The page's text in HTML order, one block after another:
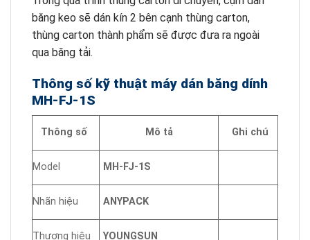
băng keo sẽ dán kín 2 bên cạnh thùng carton,
thùng carton thành phẩm sẽ được đưa ra ngoài
qua băng tải.
Thông số kỹ thuật máy dán băng dính
MH-FJ-1S
Thông số Mô tả Ghi chú
Model MH-FJ-1S
Nhãn hiệu ANYPACK
Thương hiệu YOUNGSUN